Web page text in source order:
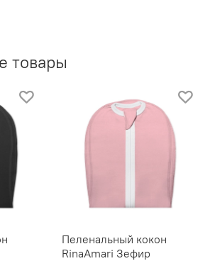
товары
Пеленальный кокон
RinaAmari Зефир